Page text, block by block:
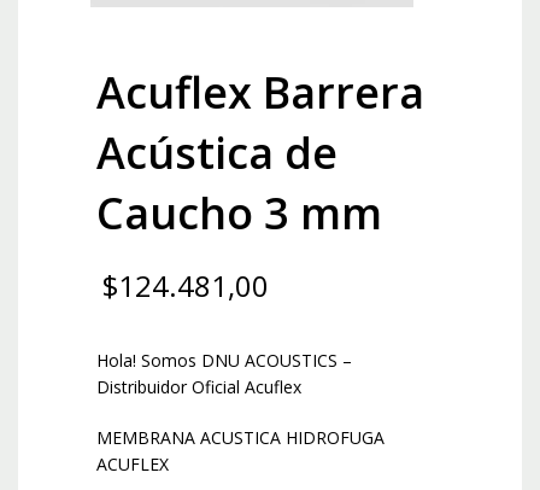
Acuflex Barrera
Acústica de
Caucho 3 mm
$124.481,00
Hola! Somos DNU ACOUSTICS –
Distribuidor Oficial Acuflex
MEMBRANA ACUSTICA HIDROFUGA
ACUFLEX